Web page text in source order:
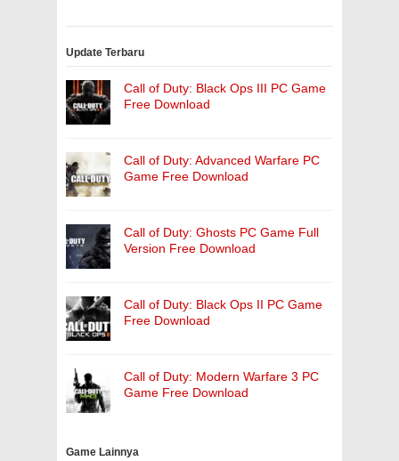
Update Terbaru
Call of Duty: Black Ops III PC Game
Free Download
Call of Duty: Advanced Warfare PC
Game Free Download
Call of Duty: Ghosts PC Game Full
Version Free Download
Call of Duty: Black Ops II PC Game
Free Download
Call of Duty: Modern Warfare 3 PC
Game Free Download
Game Lainnya